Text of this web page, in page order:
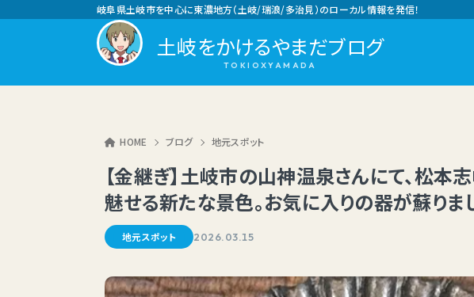
土岐をかけるやまだブログ
岐阜県土岐市を中心に東濃地方（土岐/瑞浪/多治見）のローカル情報を発信！
HOME ブログ 地元スポット
【金継ぎ】土岐市の山神温泉さんにて、松
魅せる新たな景色。お気に入りの器が蘇りま
2026.03.15
地元スポット